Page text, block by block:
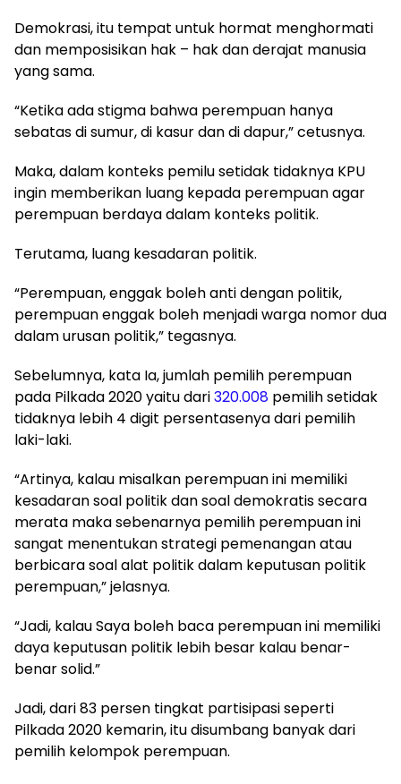
Demokrasi, itu tempat untuk hormat menghormati
dan memposisikan hak – hak dan derajat manusia
yang sama.
“Ketika ada stigma bahwa perempuan hanya
sebatas di sumur, di kasur dan di dapur,” cetusnya.
Maka, dalam konteks pemilu setidak tidaknya KPU
ingin memberikan luang kepada perempuan agar
perempuan berdaya dalam konteks politik.
Terutama, luang kesadaran politik.
“Perempuan, enggak boleh anti dengan politik,
perempuan enggak boleh menjadi warga nomor dua
dalam urusan politik,” tegasnya.
Sebelumnya, kata Ia, jumlah pemilih perempuan
pada Pilkada 2020 yaitu dari320.008 pemilih setidak
tidaknya lebih 4 digit persentasenya dari pemilih
laki-laki.
“Artinya, kalau misalkan perempuan ini memiliki
kesadaran soal politik dan soal demokratis secara
merata maka sebenarnya pemilih perempuan ini
sangat menentukan strategi pemenangan atau
berbicara soal alat politik dalam keputusan politik
perempuan,” jelasnya.
“Jadi, kalau Saya boleh baca perempuan ini memiliki
daya keputusan politik lebih besar kalau benar-
benar solid.”
Jadi, dari 83 persen tingkat partisipasi seperti
Pilkada 2020 kemarin, itu disumbang banyak dari
pemilih kelompok perempuan.